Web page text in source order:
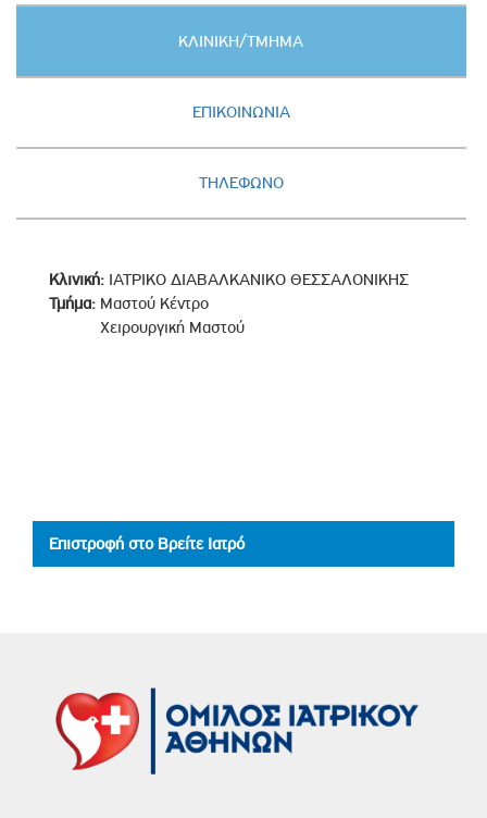
ΚΛΙΝΙΚΗ/ΤΜΗΜΑ
ΕΠΙΚΟΙΝΩΝΙΑ
ΤΗΛΕΦΩΝΟ
Κλινική: ΙΑΤΡΙΚΟ ΔΙΑΒΑΛΚΑΝΙΚΟ ΘΕΣΣΑΛΟΝΙΚΗΣ
Τμήμα: Μαστού Κέντρο
Χειρουργική Μαστού
Επιστροφή στο Βρείτε Ιατρό